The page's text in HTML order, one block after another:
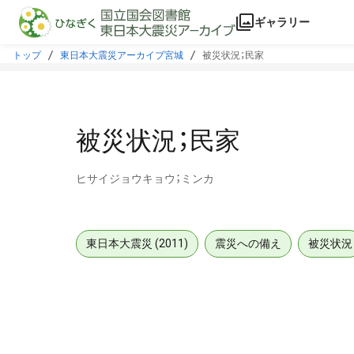
本文に飛ぶ
ギャラリー
トップ 東日本大震災アーカイブ宮城 被災状況；民家
被災状況；民家
ヒサイジョウキョウ；ミンカ
東日本大震災 (2011) 震災への備え 被災状況